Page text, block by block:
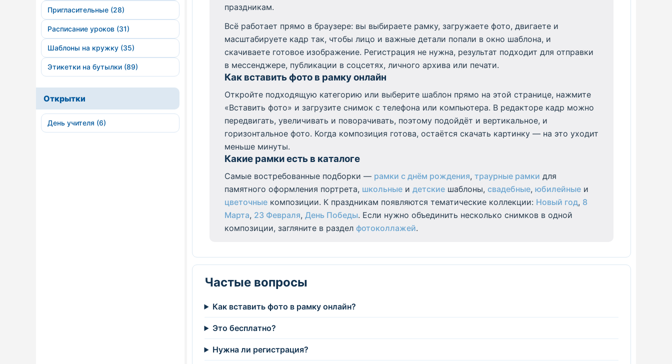
Пригласительные (28)
Расписание уроков (31)
Шаблоны на кружку (35)
Этикетки на бутылки (89)
Открытки
День учителя (6)
праздникам.
Всё работает прямо в браузере: вы выбираете рамку, загружаете фото, двигаете и
масштабируете кадр так, чтобы лицо и важные детали попали в окно шаблона, и
скачиваете готовое изображение. Регистрация не нужна, результат подходит для отправки
в мессенджере, публикации в соцсетях, личного архива или печати.
Как вставить фото в рамку онлайн
Откройте подходящую категорию или выберите шаблон прямо на этой странице, нажмите
«Вставить фото» и загрузите снимок с телефона или компьютера. В редакторе кадр можно
передвигать, увеличивать и поворачивать, поэтому подойдёт и вертикальное, и
горизонтальное фото. Когда композиция готова, остаётся скачать картинку — на это уходит
меньше минуты.
Какие рамки есть в каталоге
Самые востребованные подборки — рамки с днём рождения, траурные рамки для
памятного оформления портрета, школьныеи детскиешаблоны, свадебные, юбилейныеи
цветочныекомпозиции. К праздникам появляются тематические коллекции: Новый год, 8
Марта, 23 Февраля, День Победы. Если нужно объединить несколько снимков в одной
композиции, загляните в раздел фотоколлажей.
Частые вопросы
Как вставить фото в рамку онлайн?
Это бесплатно?
Нужна ли регистрация?